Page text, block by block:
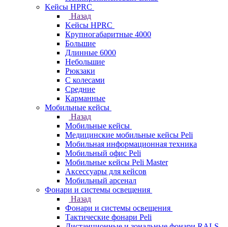
Kейсы HPRC
Назад
Kейсы HPRC
Крупногабаритные 4000
Большие
Длинные 6000
Небольшие
Рюкзаки
С колесами
Средние
Карманные
Мобильные кейсы
Назад
Мобильные кейсы
Медицинские мобильные кейсы Peli
Мобильная информационная техника
Мобильный офис Peli
Мобильные кейсы Peli Master
Аксессуары для кейсов
Мобильный арсенал
Фонари и системы освещения
Назад
Фонари и системы освещения
Тактические фонари Peli